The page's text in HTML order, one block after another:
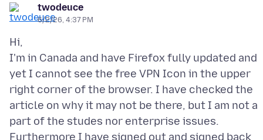
twodeuce
6/2/26, 4:37 PM
Hi,
I'm in Canada and have Firefox fully updated and
yet I cannot see the free VPN Icon in the upper
right corner of the browser. I have checked the
article on why it may not be there, but I am not a
part of the studes nor enterprise issues.
Furthermore I have signed out and signed back